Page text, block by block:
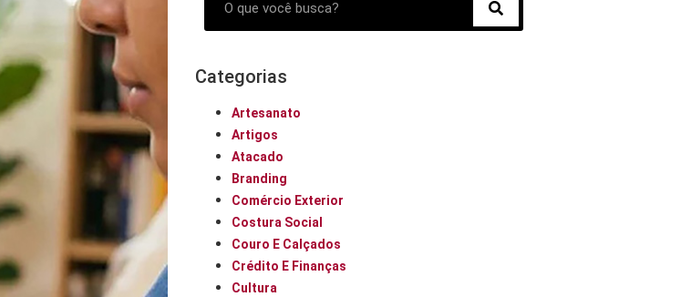
Categorias
Artesanato
Artigos
Atacado
Branding
Comércio Exterior
Costura Social
Couro E Calçados
Crédito E Finanças
Cultura